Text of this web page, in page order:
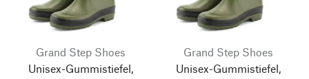
Grand Step Shoes
Unisex-Gummistiefel,
Grand Step Shoes
Unisex-Gummistiefel,